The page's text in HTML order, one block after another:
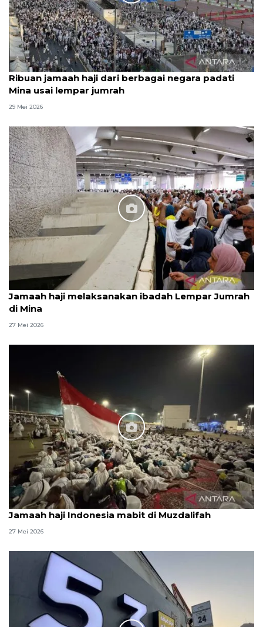
Ribuan jamaah haji dari berbagai negara padati
Mina usai lempar jumrah
29 Mei 2026
Jamaah haji melaksanakan ibadah Lempar Jumrah
di Mina
27 Mei 2026
Jamaah haji Indonesia mabit di Muzdalifah
27 Mei 2026